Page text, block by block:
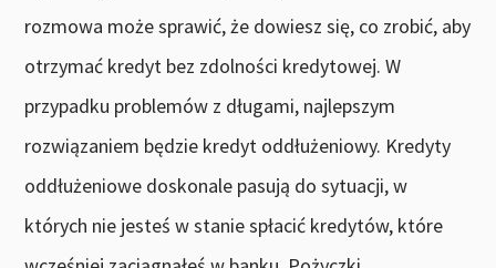
rozmowa może sprawić, że dowiesz się, co zrobić, aby
otrzymać kredyt bez zdolności kredytowej. W
przypadku problemów z długami, najlepszym
rozwiązaniem będzie kredyt oddłużeniowy. Kredyty
oddłużeniowe doskonale pasują do sytuacji, w
których nie jesteś w stanie spłacić kredytów, które